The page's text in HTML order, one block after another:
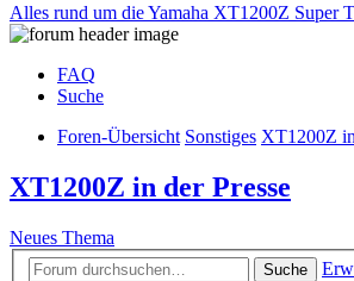
Alles rund um die Yamaha XT1200Z Super
FAQ
Suche
Foren-Übersicht Sonstiges XT1200Z
XT1200Z in der Presse
Neues Thema
Suche